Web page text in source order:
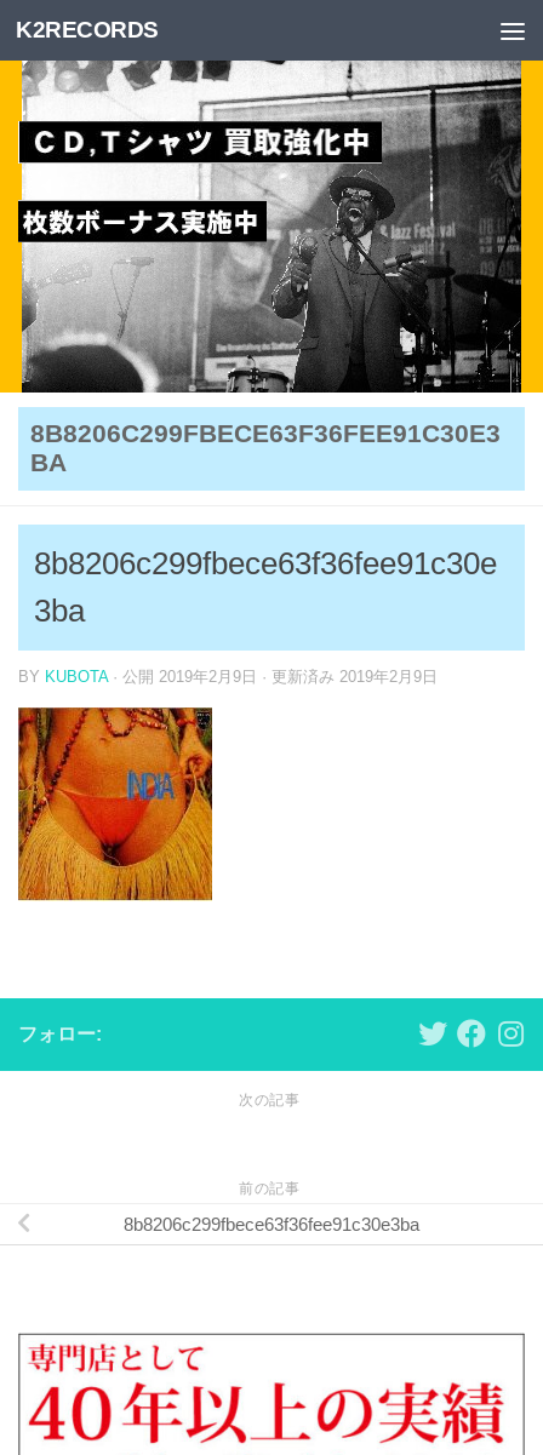
Skip to content
K2RECORDS
8B8206C299FBECE63F36FEE91C30E3
BA
8b8206c299fbece63f36fee91c30e
3ba
BY KUBOTA · 公開 2019年2月9日 · 更新済み 2019年2月9日
フォロー:
次の記事
前の記事
8b8206c299fbece63f36fee91c30e3ba